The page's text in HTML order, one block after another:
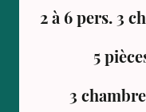
2 à 6 pers. 3
5
3